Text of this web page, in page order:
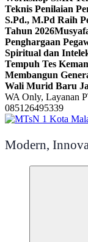
Teknis Penilaian
S.Pd., M.Pd Raih
Tahun 2026
Penghargaan
Spiritual dan
Tempuh Tes
Membangun
Wali Murid Baru
WA Only, Layanan
085126495339
Modern,